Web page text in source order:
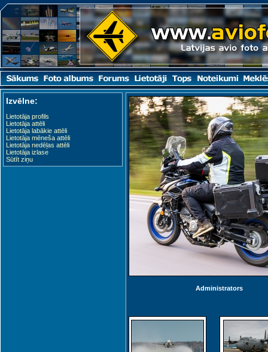
Izvēlne:
Lietotāja profils
Lietotāja attēli
Lietotāja labākie attēli
Lietotāja mēneša attēli
Lietotāja nedēļas attēli
Lietotāja izlase
Sūtīt ziņu
Administrators